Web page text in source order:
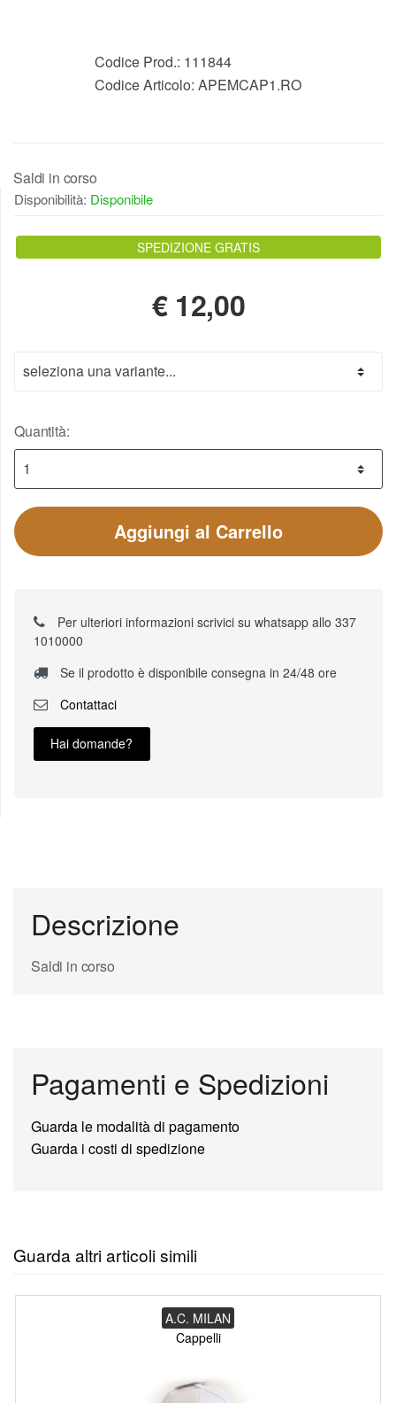
Codice Prod.: 111844
Codice Articolo: APEMCAP1.RO
Saldi in corso
Disponibilità: Disponibile
SPEDIZIONE GRATIS
€ 12,00
Quantità:
Aggiungi al Carrello
Per ulteriori informazioni scrivici su whatsapp allo 337
1010000
Se il prodotto è disponibile consegna in 24/48 ore
Contattaci
Hai domande?
Descrizione
Saldi in corso
Pagamenti e Spedizioni
Guarda le modalità di pagamento
Guarda i costi di spedizione
Guarda altri articoli simili
A.C. MILAN
Cappelli